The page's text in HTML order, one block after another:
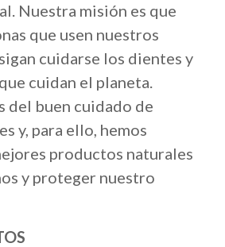
Nuestra misión es que
que usen nuestros
cuidarse los dientes y
cuidan el planeta.
del buen cuidado de
y, para ello, hemos
productos naturales
y proteger nuestro